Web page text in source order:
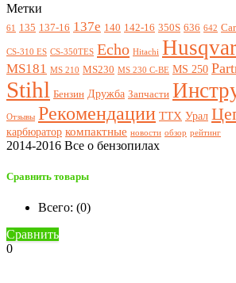
Метки
61 135 137-16 137e 140 142-16 350S 636 642
CS-310 ES CS-350TES Echo Hitachi
MS181 MS 210 MS230 MS 230 C-BE MS 250
Stihl Бензин Дружба Запчасти
Отзывы Рекомендации ТТХ Урал
карбюратор компактные новости обзор рейтинг
2014-2016 Все о бензопилах
Сравнить товары
Всего: (0)
Сравнить
0